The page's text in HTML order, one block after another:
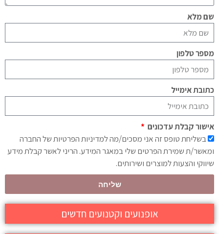
שם מלא
מספר טלפון
כתובת אימייל
אישור קבלת עדכונים
בשליחת טופס זה אני מסכים/מה למדיניות הפרטיות של החברה
ומאשר/ת שמירת הפרטים שלי במאגר המידע. הריני לאשר קבלת מידע
שיווקי והצעות למוצרים ושירותים.
שליחה
אופנועים וקטנועים חדשים